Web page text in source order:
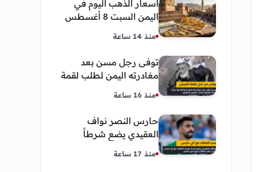
أسعار الذهب اليوم في
اليمن السبت 8 أغسطس
وعدن
منذ 14 ساعة
توفى رجل مسن بعد
مغادرته اليمن لطلب لقمة
يقدمها لإبنته
منذ 16 ساعة
حارس النصر نواف
العقيدي يضع شرطاً
النادي
منذ 17 ساعة